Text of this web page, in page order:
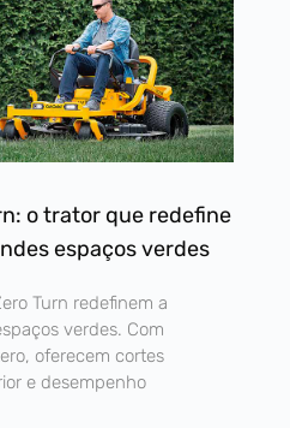
o trator que redefine
espaços verdes
Turn redefinem a
verdes. Com
oferecem cortes
e desempenho